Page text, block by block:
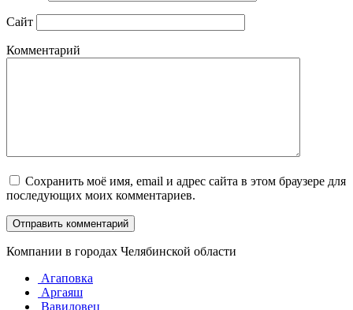
Сайт
Комментарий
Сохранить моё имя, email и адрес сайта в этом браузере для
последующих моих комментариев.
Компании в городах Челябинской области
Агаповка
Аргаяш
Вавиловец